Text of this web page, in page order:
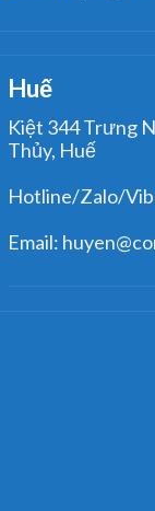
Huế
Kiệt 344 Trưng
Thủy, Huế
Hotline/Zalo/
Email: